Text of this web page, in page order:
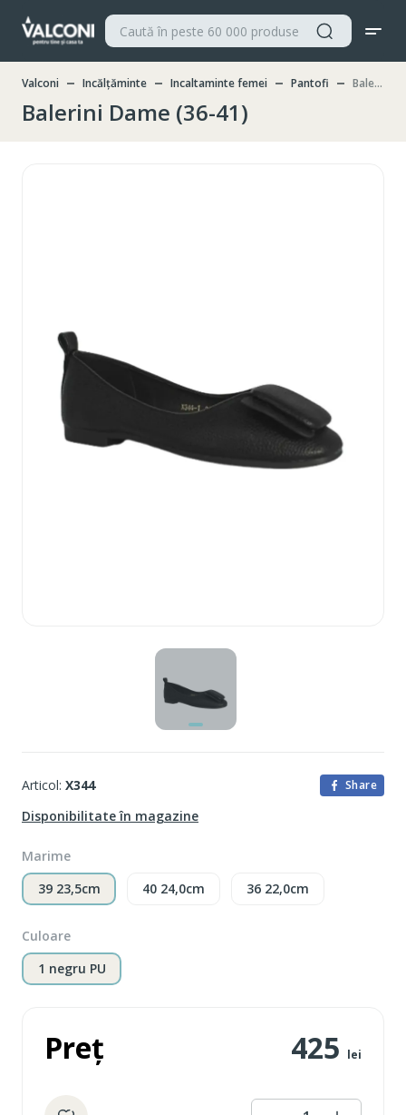
Valconi Incălțăminte Incaltaminte femei Pantofi Balerini Dame (36-41)
Balerini Dame (36-41)
Articol: X344 Share
Disponibilitate în magazine
Marime
39 23,5cm
40 24,0cm 36 22,0cm
Culoare
1 negru PU
Preț 425 lei